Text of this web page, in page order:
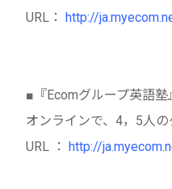
URL： http://
■『Ecomグループ英語塾
オンラインで、4，5人
URL ： http://